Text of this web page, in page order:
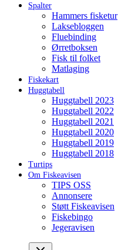
Spalter
Hammers fisketur
Laksebloggen
Fluebinding
Ørretboksen
Fisk til folket
Matlaging
Fiskekart
Huggtabell
Huggtabell 2023
Huggtabell 2022
Huggtabell 2021
Huggtabell 2020
Huggtabell 2019
Huggtabell 2018
Turtips
Om Fiskeavisen
TIPS OSS
Annonsere
Støtt Fiskeavisen
Fiskebingo
Jegeravisen